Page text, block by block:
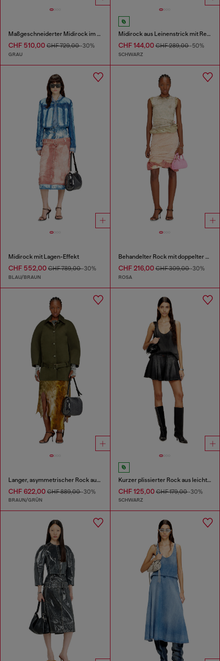
Maßgeschneiderter Midirock im Bleistiftschnitt mit Biker-Riemen
CHF 510,00 CHF 729,00-30%
GRAU
Midirock aus Leinenstrick mit Reverse-Print
CHF 144,00CHF 289,00-50%
SCHWARZ
Midirock mit Lagen-Effekt
CHF 552,00 CHF 789,00-30%
BLAU/BRAUN
Behandelter Rock mit doppelter Lage und bauschigem Saum
CHF 216,00CHF 309,00-30%
ROSA
Langer, asymmetrischer Rock aus bedrucktem Satin
CHF 622,00 CHF 889,00-30%
BRAUN/GRÜN
Kurzer plissierter Rock aus leichtem Denim
CHF 125,00CHF 179,00-30%
SCHWARZ